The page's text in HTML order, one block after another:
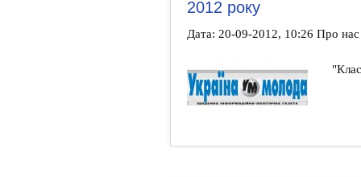
2012 року
Дата: 20-09-2012, 10:26 Про